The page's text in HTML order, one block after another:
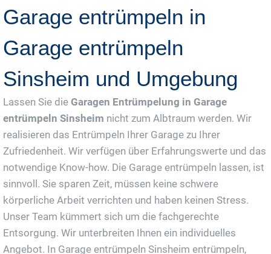
Garage entrümpeln in
Garage entrümpeln
Sinsheim und Umgebung
Lassen Sie die Garagen Entrümpelung in Garage
entrümpeln Sinsheim nicht zum Albtraum werden. Wir
realisieren das Entrümpeln Ihrer Garage zu Ihrer
Zufriedenheit. Wir verfügen über Erfahrungswerte und das
notwendige Know-how. Die Garage entrümpeln lassen, ist
sinnvoll. Sie sparen Zeit, müssen keine schwere
körperliche Arbeit verrichten und haben keinen Stress.
Unser Team kümmert sich um die fachgerechte
Entsorgung. Wir unterbreiten Ihnen ein individuelles
Angebot. In Garage entrümpeln Sinsheim entrümpeln,